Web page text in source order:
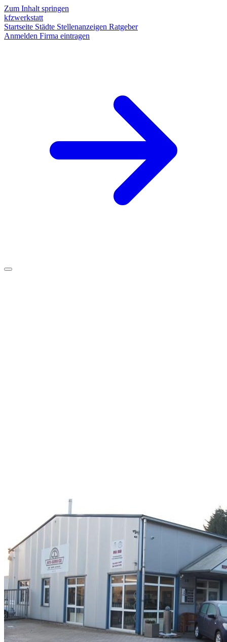
Zum Inhalt springen
kfzwerkstatt
Startseite Städte Stellenanzeigen Ratgeber
Anmelden Firma eintragen